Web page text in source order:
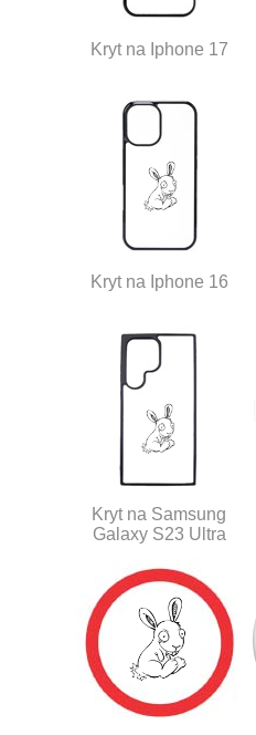
Kryt na Iphone 17
Kryt na Iphone 16
Kryt na Samsung
Galaxy S23 Ultra